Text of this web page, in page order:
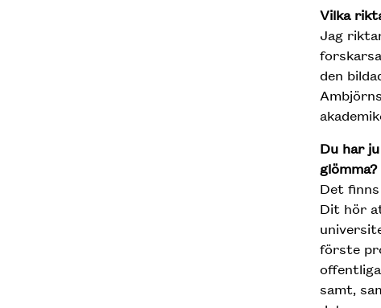
Vilka
Jag
den
Du har
glömma?
Det
Dit hör
förste
samt,